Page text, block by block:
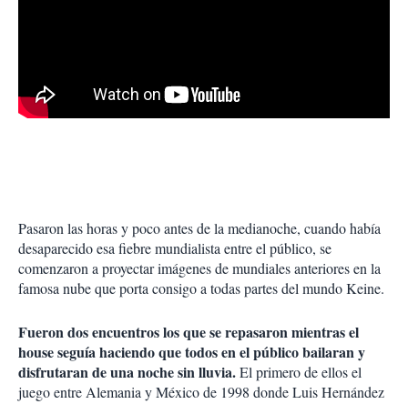
Pasaron las horas y poco antes de la medianoche, cuando había
desaparecido esa fiebre mundialista entre el público, se
comenzaron a proyectar imágenes de mundiales anteriores en la
famosa nube que porta consigo a todas partes del mundo Keine.
Fueron dos encuentros los que se repasaron mientras el
house seguía haciendo que todos en el público bailaran y
disfrutaran de una noche sin lluvia.El primero de ellos el
juego entre Alemania y México de 1998 donde Luis Hernández